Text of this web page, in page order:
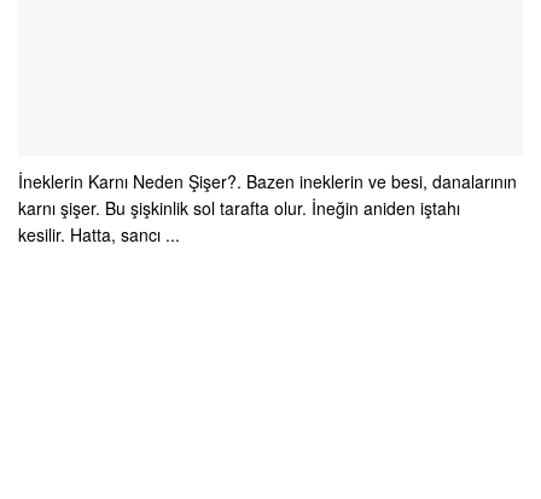
İneklerin Karnı Neden Şişer?. Bazen ineklerin ve besi, danalarının
karnı şişer. Bu şişkinlik sol tarafta olur. İneğin aniden iştahı
kesilir. Hatta, sancı ...